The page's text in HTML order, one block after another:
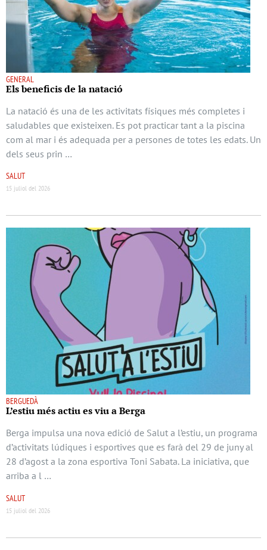
GENERAL
Els beneﬁcis de la natació
La natació és una de les activitats físiques més completes i
saludables que existeixen. Es pot practicar tant a la piscina
com al mar i és adequada per a persones de totes les edats. Un
dels seus prin …
SALUT
15 juliol del 2026
BERGUEDÀ
L’estiu més actiu es viu a Berga
Berga impulsa una nova edició de Salut a l’estiu, un programa
d’activitats lúdiques i esportives que es farà del 29 de juny al
28 d’agost a la zona esportiva Toni Sabata. La iniciativa, que
arriba a l …
SALUT
15 juliol del 2026